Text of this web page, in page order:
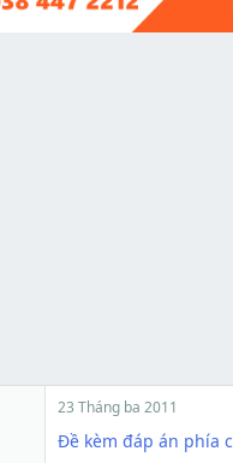
23 Tháng ba 2011
Đề kèm đáp án phía